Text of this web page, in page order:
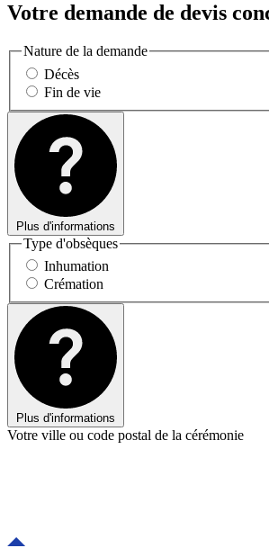
Votre demande de devis
Nature de la demande
Décès
Fin de vie
Plus d'informations
Type d'obsèques
Inhumation
Crémation
Plus d'informations
Votre ville ou code postal de la cérémonie